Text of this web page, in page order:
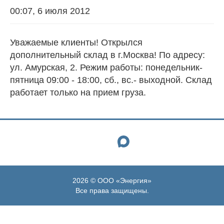
Доставка
и
40ф
контейнерами
NRG-
и
00:07, 6 июля 2012
Уважаемые клиенты! Открылся
дополнительный склад в г.Москва! По адресу:
ул. Амурская, 2. Режим работы: понедельник-
пятница 09:00 - 18:00, сб., вс.- выходной. Склад
работает только на прием груза.
2026 © ООО «Энергия»
Все права защищены.